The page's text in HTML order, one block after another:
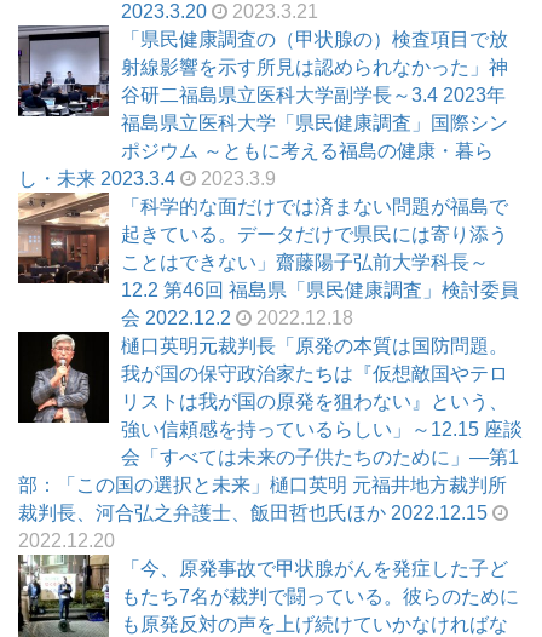
2023.3.20
2023.3.21
「県民健康調査の（甲状腺の）検査項目で放
射線影響を示す所見は認められなかった」神
谷研二福島県立医科大学副学長～3.4 2023年
福島県立医科大学「県民健康調査」国際シン
ポジウム ～ともに考える福島の健康・暮ら
し・未来 2023.3.4
2023.3.9
「科学的な面だけでは済まない問題が福島で
起きている。データだけで県民には寄り添う
ことはできない」齋藤陽子弘前大学科長～
12.2 第46回 福島県「県民健康調査」検討委員
会 2022.12.2
2022.12.18
樋口英明元裁判長「原発の本質は国防問題。
我が国の保守政治家たちは『仮想敵国やテロ
リストは我が国の原発を狙わない』という、
強い信頼感を持っているらしい」～12.15 座談
会「すべては未来の子供たちのために」―第1
部：「この国の選択と未来」樋口英明 元福井地方裁判所
裁判長、河合弘之弁護士、飯田哲也氏ほか 2022.12.15
2022.12.20
「今、原発事故で甲状腺がんを発症した子ど
もたち7名が裁判で闘っている。彼らのために
も原発反対の声を上げ続けていかなければな